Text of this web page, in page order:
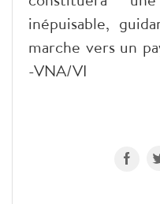
inépuisable,
marche vers un
-VNA/VI